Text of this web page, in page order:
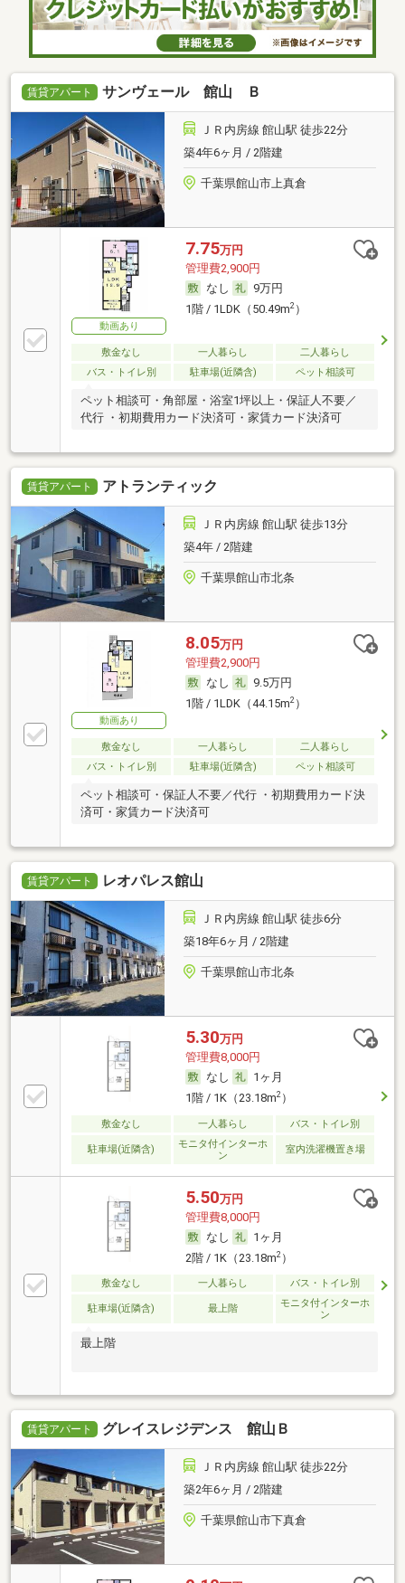
賃貸アパート サンヴェール 館山 Ｂ
ＪＲ内房線 館山駅 徒歩22分
築4年6ヶ月 / 2階建
千葉県館山市上真倉
動画あり
7.75万円
管理費2,900円
なし
9万円
1階 / 1LDK（50.49m2）
敷金なし 一人暮らし
二人暮らし
バス・トイレ別
駐車場(近隣含) ペット相談可
ペット相談可・角部屋・浴室1坪以上・保証人不要／
代行 ・初期費用カード決済可・家賃カード決済可
賃貸アパート アトランティック
ＪＲ内房線 館山駅 徒歩13分
築4年 / 2階建
千葉県館山市北条
動画あり
8.05万円
管理費2,900円
なし
9.5万円
1階 / 1LDK（44.15m2）
敷金なし 一人暮らし
二人暮らし
バス・トイレ別
駐車場(近隣含) ペット相談可
ペット相談可・保証人不要／代行 ・初期費用カード決
済可・家賃カード決済可
賃貸アパート レオパレス館山
ＪＲ内房線 館山駅 徒歩6分
築18年6ヶ月 / 2階建
千葉県館山市北条
5.30万円
管理費8,000円
なし
1ヶ月
1階 / 1K（23.18m2）
敷金なし 一人暮らし バス・トイレ別
駐車場(近隣含)
モニタ付インターホ
ン
室内洗濯機置き場
5.50万円
管理費8,000円
なし
1ヶ月
2階 / 1K（23.18m2）
敷金なし 一人暮らし バス・トイレ別
駐車場(近隣含) 最上階
モニタ付インターホ
ン
最上階
賃貸アパート グレイスレジデンス 館山Ｂ
ＪＲ内房線 館山駅 徒歩22分
築2年6ヶ月 / 2階建
千葉県館山市下真倉